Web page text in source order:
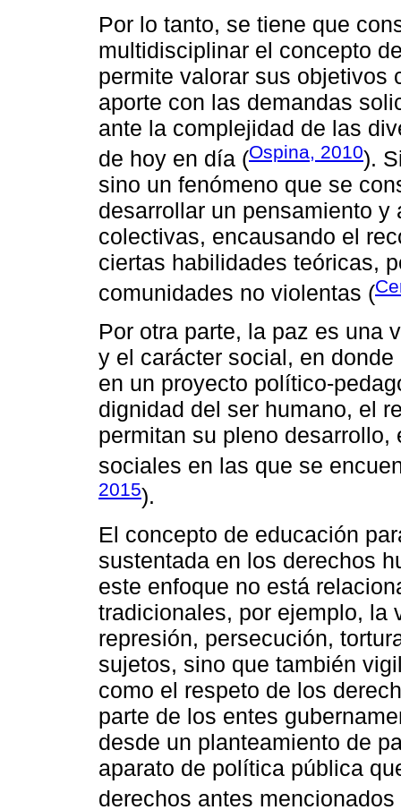
Por lo tanto, se tiene que
multidisciplinar el concepto
permite valorar sus objetivos
aporte con las demandas
ante la complejidad de las
de hoy en día (Ospina, 2010).
sino un fenómeno que se
desarrollar un pensamiento
colectivas, encausando el
ciertas habilidades teóricas,
comunidades no violentas (
Por otra parte, la paz es una
y el carácter social, en
en un proyecto político-
dignidad del ser humano, el
permitan su pleno
sociales en las que se
2015).
El concepto de educación
sustentada en los derechos
este enfoque no está
tradicionales, por ejemplo, la
represión, persecución,
sujetos, sino que también
como el respeto de los
parte de los entes
desde un planteamiento de
aparato de política pública
derechos antes mencionados